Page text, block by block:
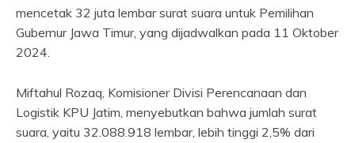
mencetak 32 juta lembar surat suara untuk Pemilihan
Gubernur Jawa Timur, yang dijadwalkan pada 11 Oktober
2024.
Miftahul Rozaq, Komisioner Divisi Perencanaan dan
Logistik KPU Jatim, menyebutkan bahwa jumlah surat
suara, yaitu 32.088.918 lembar, lebih tinggi 2,5% dari